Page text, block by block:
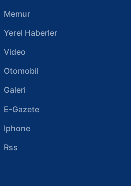
Memur
Yerel Haberler
Video
Otomobil
Galeri
E-Gazete
Iphone
Rss